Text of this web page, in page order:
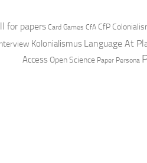
for papers Card Games CfA CfP
Kolonialismus Language At
Access Open Science Paper Persona